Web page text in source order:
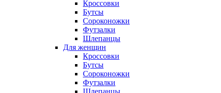
Кроссовки
Бутсы
Сороконожки
Футзалки
Шлепанцы
Для женщин
Кроссовки
Бутсы
Сороконожки
Футзалки
Шлепанцы